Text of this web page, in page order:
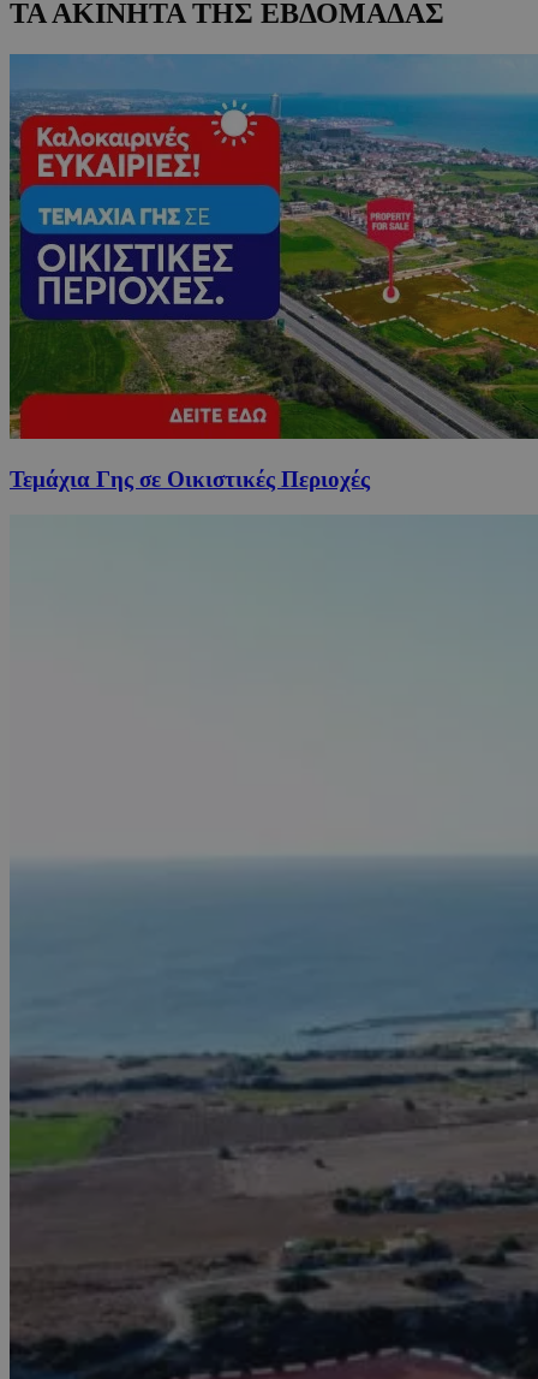
ΤΑ ΑΚΙΝΗΤΑ ΤΗΣ ΕΒΔΟΜΑΔΑΣ
Τεμάχια Γης σε Οικιστικές Περιοχές